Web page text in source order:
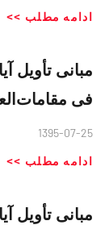
ادامه مطلب >>
مبانی تأویل
فی
1395-07-25
ادامه مطلب >>
مبانی تأویل